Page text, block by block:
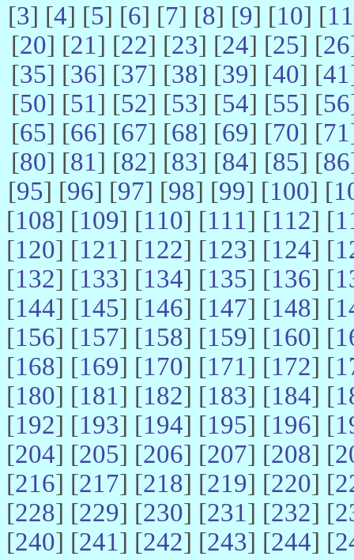
[3] [4] [5] [6] [7] [8] [9] [10] [11
[20] [21] [22] [23] [24] [25] [26
[35] [36] [37] [38] [39] [40] [41
[50] [51] [52] [53] [54] [55] [56
[65] [66] [67] [68] [69] [70] [71
[80] [81] [82] [83] [84] [85] [86
[95] [96] [97] [98] [99] [100] [
[108] [109] [110] [111] [112] [
[120] [121] [122] [123] [124] [
[132] [133] [134] [135] [136] [
[144] [145] [146] [147] [148] [
[156] [157] [158] [159] [160] [
[168] [169] [170] [171] [172] [
[180] [181] [182] [183] [184] [
[192] [193] [194] [195] [196] [
[204] [205] [206] [207] [208] [
[216] [217] [218] [219] [220] [
[228] [229] [230] [231] [232] [
[240] [241] [242] [243] [244] [